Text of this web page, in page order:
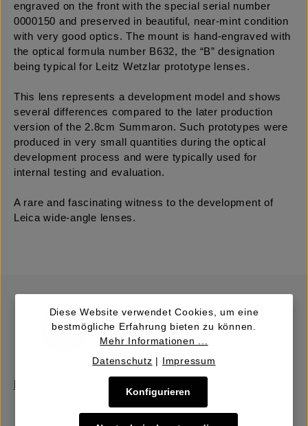
engraved on the front with the special serial number
0000150 and preserved in beautiful, near-mint condition
with very good optics. The mount is hand-engraved with
the optical formula number B632, the “B” designation
being typical for Leitz Wetzlar prototype lenses.
This lens represents a development model and shows
several differences compared to the later production
version of the 2.8cm Summaron. Such prototypes were
produced in very small quantities during the optical
development process and were typically used for
internal testing and evaluation.
A rare and fascinating witness to the development of
Leica wide-angle lenses.
Diese Website verwendet Cookies, um eine
bestmögliche Erfahrung bieten zu können.
Mehr Informationen ...
Datenschutz | Impressum
Konfigurieren